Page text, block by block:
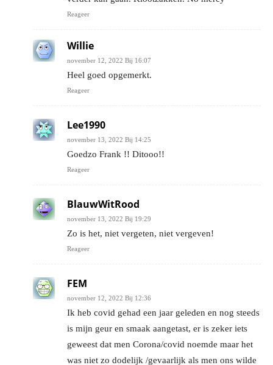
Reageer
Willie
november 12, 2022 Bij 16:07
Heel goed opgemerkt.
Reageer
Lee1990
november 13, 2022 Bij 14:25
Goedzo Frank !! Ditooo!!
Reageer
BlauwWitRood
november 13, 2022 Bij 19:29
Zo is het, niet vergeten, niet vergeven!
Reageer
FEM
november 12, 2022 Bij 12:36
Ik heb covid gehad een jaar geleden en nog steeds
is mijn geur en smaak aangetast, er is zeker iets
geweest dat men Corona/covid noemde maar het
was niet zo dodelijk /gevaarlijk als men ons wilde